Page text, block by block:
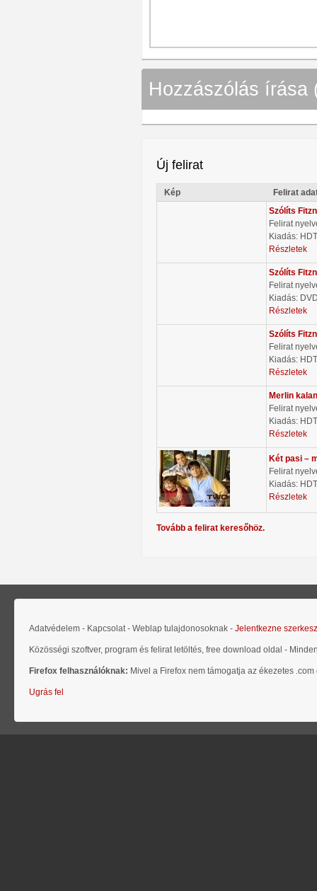
Hozzászólás írása
Új felirat
Kép
Felirat
Szólíts
Felirat
Kiadás:
Részletek
Szólíts
Felirat
Kiadás:
Részletek
Szólíts
Felirat
Kiadás:
Részletek
Merlin
Felirat
Kiadás:
Részletek
Két pasi –
Felirat
Kiadás:
Részletek
Tovább a felirat keresőhöz.
Adatvédelem - Kapcsolat - Weblap tulajdonosoknak - Jelentkezne
Közösségi szoftver, program és felirat letöltés, free download oldal -
Firefox felhasználóknak: Mivel a Firefox nem támogatja az ékezetes
Ugrás fel